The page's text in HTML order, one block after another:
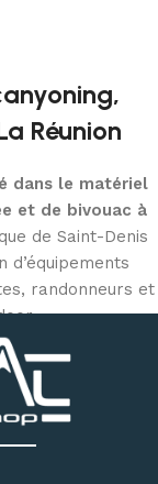
Réunion
dans le matériel
et de bivouac à
de Saint-Denis
randonneurs et
de canyoning
mousquetons,
sacs
dispose